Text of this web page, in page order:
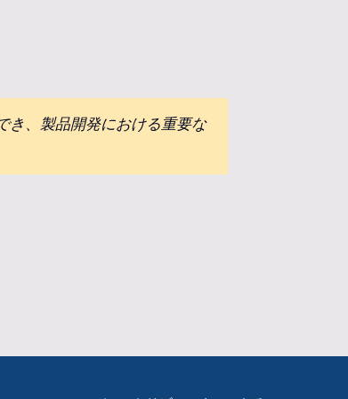
き、製品開発における重要な